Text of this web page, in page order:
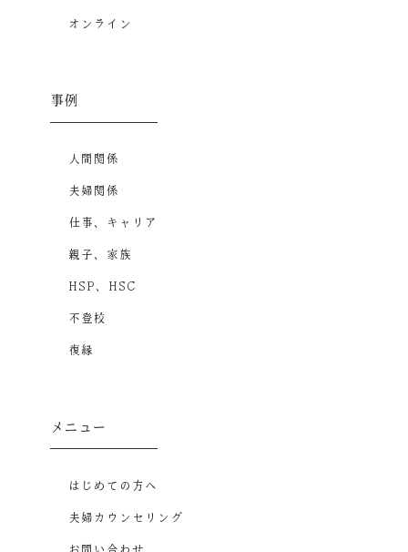
オンライン
事例
人間関係
夫婦関係
仕事、キャリア
親子、家族
HSP、HSC
不登校
復縁
メニュー
はじめての方へ
夫婦カウンセリング